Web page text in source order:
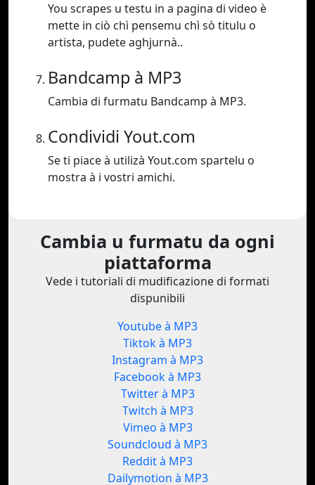
You scrapes u testu in a pagina di video è
mette in ciò chì pensemu chì sò titulu o
artista, pudete aghjurnà..
Bandcamp à MP3
Cambia di furmatu Bandcamp à MP3.
Condividi Yout.com
Se ti piace à utilizà Yout.com spartelu o
mostra à i vostri amichi.
Cambia u furmatu da ogni
piattaforma
Vede i tutoriali di mudificazione di formati
dispunibili
Youtube à MP3
Tiktok à MP3
Instagram à MP3
Facebook à MP3
Twitter à MP3
Twitch à MP3
Vimeo à MP3
Soundcloud à MP3
Reddit à MP3
Dailymotion à MP3